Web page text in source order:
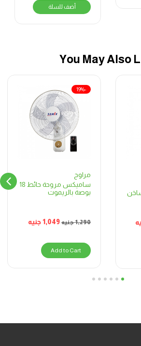
أضف للسلة
You May Also
مراوح
ساميكس مروحة حائط 18
بوصة بالريموت
1,290جنيه 1,049جنيه
-19%
Add to Cart
1
2